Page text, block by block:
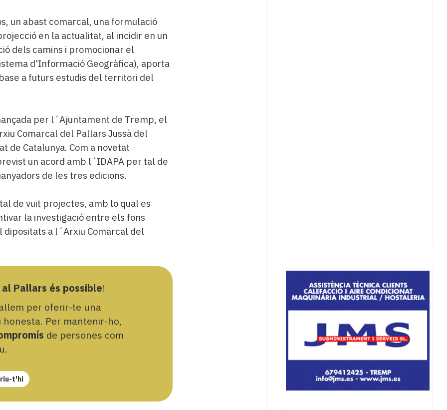
un abast comarcal, una formulació
en la actualitat, al incidir en un
dels camins i promocionar el
d'Informació Geogràfica), aporta
a futurs estudis del territori del
per l´Ajuntament de Tremp, el
Comarcal del Pallars Jussà del
de Catalunya. Com a novetat
un acord amb l´IDAPA per tal de
de les tres edicions.
de vuit projectes, amb lo qual es
la investigació entre els fons
a l´Arxiu Comarcal del
Pallars és possible!
per oferir-te una
Per mantenir-ho,
de persones com
t'hi